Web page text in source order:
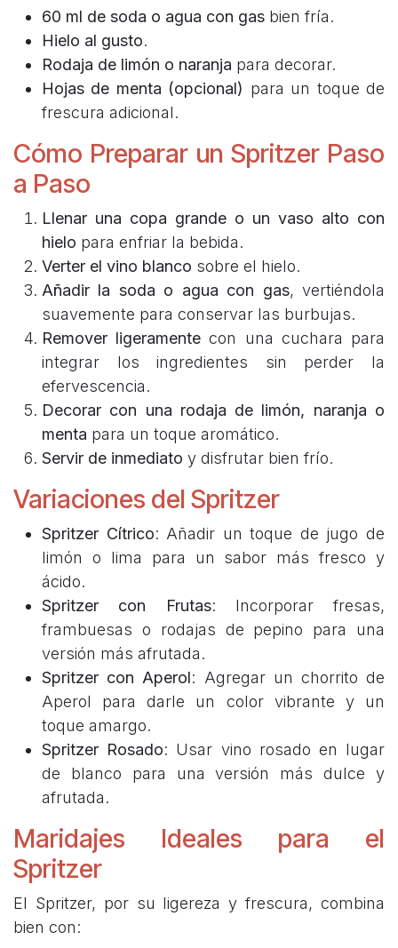
60 ml de soda o agua con gas bien fría.
Hielo al gusto.
Rodaja de limón o naranja para decorar.
Hojas de menta (opcional) para un toque de
frescura adicional.
Cómo Preparar un Spritzer Paso
a Paso
Llenar una copa grande o un vaso alto con
hielo para enfriar la bebida.
Verter el vino blanco sobre el hielo.
Añadir la soda o agua con gas, vertiéndola
suavemente para conservar las burbujas.
Remover ligeramente con una cuchara para
integrar los ingredientes sin perder la
efervescencia.
Decorar con una rodaja de limón, naranja o
menta para un toque aromático.
Servir de inmediato y disfrutar bien frío.
Variaciones del Spritzer
Spritzer Cítrico: Añadir un toque de jugo de
limón o lima para un sabor más fresco y
ácido.
Spritzer con Frutas: Incorporar fresas,
frambuesas o rodajas de pepino para una
versión más afrutada.
Spritzer con Aperol: Agregar un chorrito de
Aperol para darle un color vibrante y un
toque amargo.
Spritzer Rosado: Usar vino rosado en lugar
de blanco para una versión más dulce y
afrutada.
Maridajes Ideales para el
Spritzer
El Spritzer, por su ligereza y frescura, combina
bien con: